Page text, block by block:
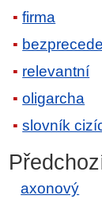
firma
relevantní
oligarcha
slovník
axonový